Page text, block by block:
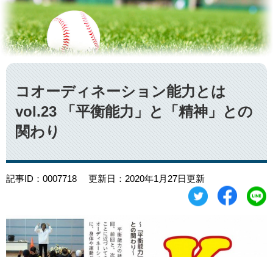
へ
本
文
コオーディネーション能力とは
vol.23 「平衡能力」と「精神」との
関わり
記事ID：0007718 更新日：2020年1月27日更新